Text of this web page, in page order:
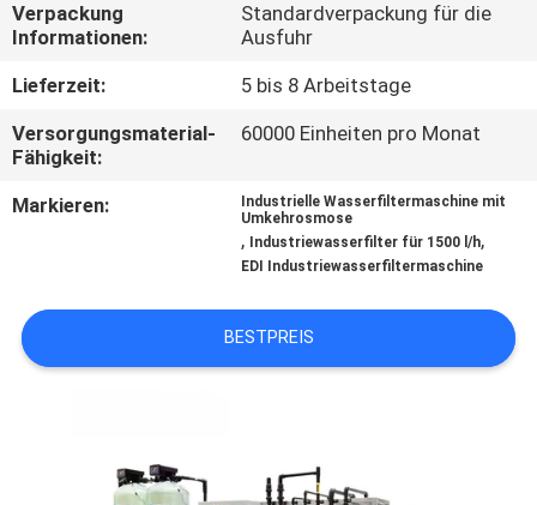
TRETEN
SIE
MIT
UNS
IN
NACHRICHTEN
ZITAT
Verpackung
Informationen:
Standardverpackung für die
Ausfuhr
Lieferzeit:
5 bis 8 Arbeitstage
Versorgungsmaterial-
Fähigkeit:
60000 Einheiten pro Monat
Markieren:
Industrielle Wasserfiltermaschine mit
Umkehrosmose
, Industriewasserfilter für 1500 l/h,
EDI Industriewasserfiltermaschine
BESTPREIS